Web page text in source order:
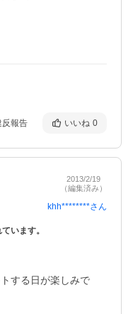
反報告 いいね 0
2013/2/19
（編集済み）
khh********さん
います。
する日が楽しみで